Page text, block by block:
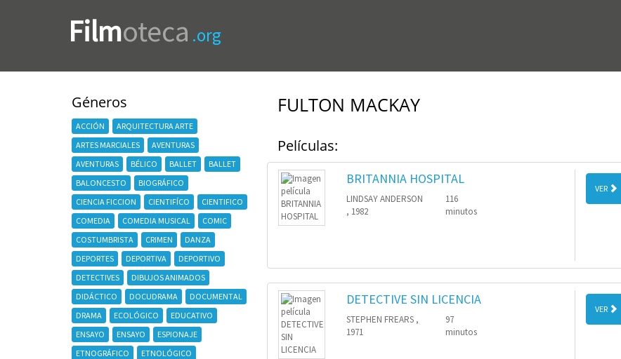
Filmoteca .org
Géneros
ACCIÓN
ARQUITECTURA ARTE
ARTES MARCIALES
AVENTURAS
AVENTURAS
BÉLICO BALLET
BALLET
BALONCESTO
BIOGRÁFICO
CIENCIA FICCION
CIENTIFÍCO
CIENTIFICO
COMEDIA
COMEDIA MUSICAL
COMIC
COSTUMBRISTA
CRIMEN
DANZA
DEPORTES
DEPORTIVA
DEPORTIVO
DETECTIVES
DIBUJOS ANIMADOS
DIDÁCTICO
DOCUDRAMA
DOCUMENTAL
DRAMA
ECOLÓGICO
EDUCATIVO
ENSAYO
ENSAYO
ESPIONAJE
ETNOGRÁFICO
ETNOLÓGICO
FULTON MACKAY
Películas:
BRITANNIA HOSPITAL
LINDSAY ANDERSON
, 1982
116
minutos
VER
DETECTIVE SIN LICENCIA
STEPHEN FREARS ,
1971
97
minutos
VER